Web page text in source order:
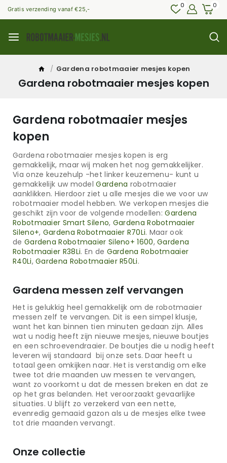
Gratis verzending vanaf €25,- 0 0
/ Gardena robotmaaier mesjes kopen
Gardena robotmaaier mesjes kopen
Gardena robotmaaier mesjes
kopen
Gardena robotmaaier mesjes kopen is erg
gemakkelijk, maar wij maken het nog gemakkelijker.
Via onze keuzehulp -het linker keuzemenu- kunt u
gemakkelijk uw modelGardena robotmaaier
aanklikken. Hierdoor ziet u alle mesjes die we voor uw
robotmaaier model hebben. We verkopen mesjes die
geschikt zijn voor de volgende modellen:Gardena
Robotmaaier Smart Sileno, Gardena Robotmaaier
Sileno+, Gardena Robotmaaier R70Li. Maar ook
de Gardena Robotmaaier Sileno+ 1600,Gardena
Robotmaaier R38Li. En de Gardena Robotmaaier
R40Li,Gardena Robotmaaier R50Li.
Gardena messen zelf vervangen
Het is gelukkig heel gemakkelijk om de robotmaaier
messen zelf te vervangen. Dit is een simpel klusje,
want het kan binnen tien minuten gedaan zijn. Alles
wat u nodig heeft zijn nieuwe mesjes, nieuwe boutjes
en een schroevendraaier. De boutjes die u nodig heeft
leveren wij standaard bij onze sets. Daar heeft u
totaal geen omkijken naar. Het is verstandig om elke
twee tot drie maanden uw messen te vervangen,
want zo voorkomt u dat de messen breken en dat ze
op het gras belanden. Het veroorzaakt gevaarlijke
situaties. U blijft zo verzekerd van een nette,
evenredig gemaaid gazon als u de mesjes elke twee
tot drie maanden vervangt.
Onze collectie